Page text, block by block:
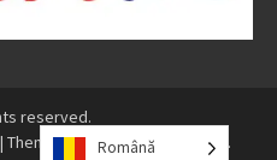
reserved.
| Theme: Awaken byThemezHut .
Română